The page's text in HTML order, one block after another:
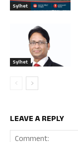
Sylhet
Sylhet
LEAVE A REPLY